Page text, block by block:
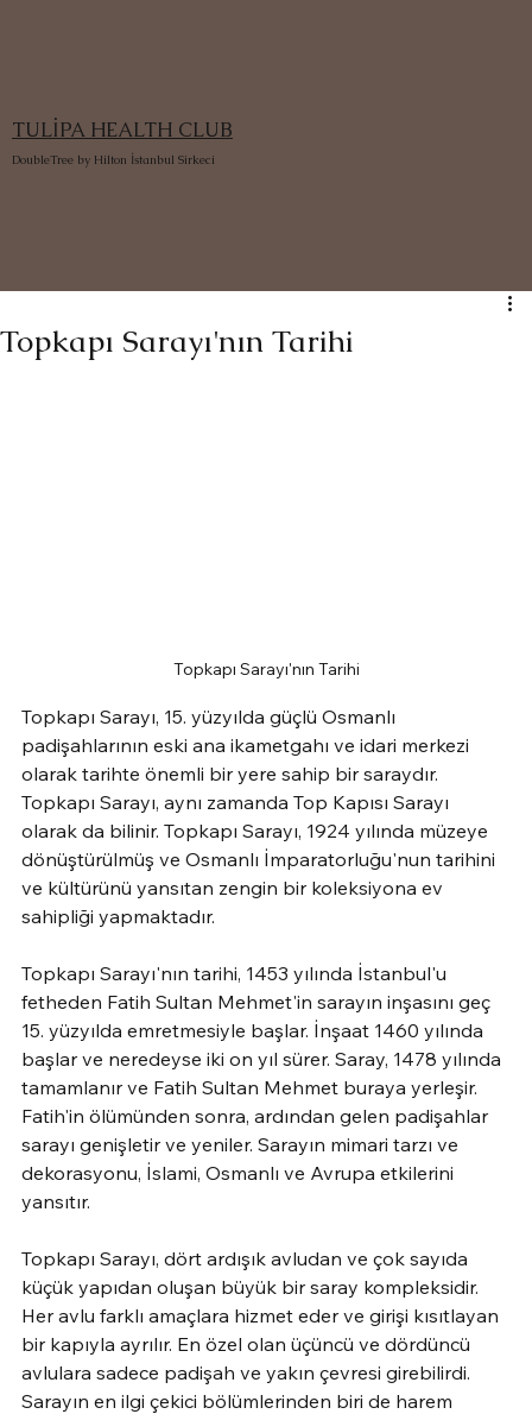
TULİPA HEALTH CLUB
DoubleTree by Hilton İstanbul Sirkeci
Topkapı Sarayı'nın Tarihi
Topkapı Sarayı'nın Tarihi
Topkapı Sarayı, 15. yüzyılda güçlü Osmanlı
padişahlarının eski ana ikametgahı ve idari merkezi
olarak tarihte önemli bir yere sahip bir saraydır.
Topkapı Sarayı, aynı zamanda Top Kapısı Sarayı
olarak da bilinir. Topkapı Sarayı, 1924 yılında müzeye
dönüştürülmüş ve Osmanlı İmparatorluğu'nun tarihini
ve kültürünü yansıtan zengin bir koleksiyona ev
sahipliği yapmaktadır.
Topkapı Sarayı'nın tarihi, 1453 yılında İstanbul'u
fetheden Fatih Sultan Mehmet'in sarayın inşasını geç
15. yüzyılda emretmesiyle başlar. İnşaat 1460 yılında
başlar ve neredeyse iki on yıl sürer. Saray, 1478 yılında
tamamlanır ve Fatih Sultan Mehmet buraya yerleşir.
Fatih'in ölümünden sonra, ardından gelen padişahlar
sarayı genişletir ve yeniler. Sarayın mimari tarzı ve
dekorasyonu, İslami, Osmanlı ve Avrupa etkilerini
yansıtır.
Topkapı Sarayı, dört ardışık avludan ve çok sayıda
küçük yapıdan oluşan büyük bir saray kompleksidir.
Her avlu farklı amaçlara hizmet eder ve girişi kısıtlayan
bir kapıyla ayrılır. En özel olan üçüncü ve dördüncü
avlulara sadece padişah ve yakın çevresi girebilirdi.
Sarayın en ilgi çekici bölümlerinden biri de harem